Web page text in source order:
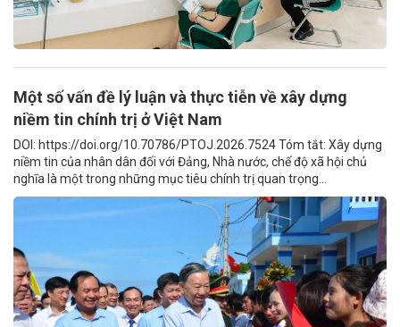
Một số vấn đề lý luận và thực tiễn về xây dựng
niềm tin chính trị ở Việt Nam
DOI: https://doi.org/10.70786/PTOJ.2026.7524 Tóm tắt: Xây dựng
niềm tin của nhân dân đối với Đảng, Nhà nước, chế độ xã hội chủ
nghĩa là một trong những mục tiêu chính trị quan trọng...